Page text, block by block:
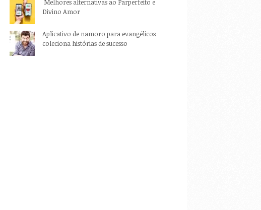
Melhores alternativas ao Parperfeito e
Divino Amor
Aplicativo de namoro para evangélicos
coleciona histórias de sucesso